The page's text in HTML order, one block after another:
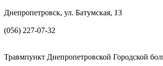
Днепропетровск, ул. Батумская, 13
(056) 227-07-32
Травмпункт Днепропетровской Городской